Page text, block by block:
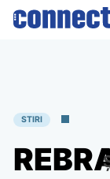
Skip
STIRI